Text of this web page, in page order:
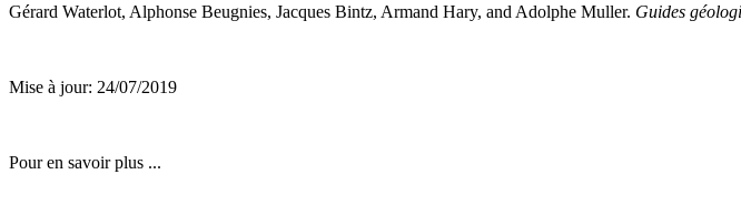
Gérard Waterlot, Alphonse Beugnies, Jacques Bintz, Armand Hary, and Adolphe Muller. Guides
Mise à jour: 24/07/2019
Pour en savoir plus ...